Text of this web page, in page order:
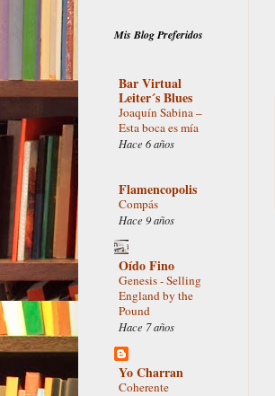
Mis Blog Preferidos
Bar Virtual
Leiter´s Blues
Joaquín Sabina –
Esta boca es mía
Hace 6 años
Flamencopolis
Compás
Hace 9 años
Oído Fino
Genesis - Selling
England by the
Pound
Hace 7 años
Yo Charran
Coherente